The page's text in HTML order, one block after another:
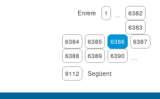
Enrere 1 …
6382
6383
6384
6385 6386
6387
6388
6389 6390
…
9112
Següent